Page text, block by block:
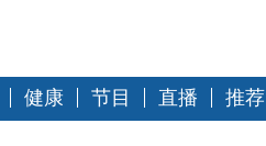
健康 节目 直播 推荐